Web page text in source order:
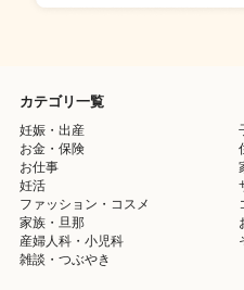
カテゴリ一覧
妊娠・出産
お金・保険
お仕事
妊活
ファッション・コスメ
家族・旦那
産婦人科・小児科
雑談・つぶやき